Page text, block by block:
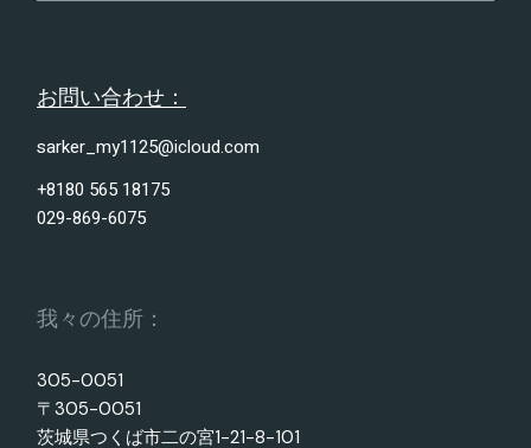
お問い合わせ：
sarker_my1125@icloud.com
+8180 565 18175
029-869-6075
我々の住所：
305-0051
〒305-0051
茨城県つくば市二の宮1-21-8-101